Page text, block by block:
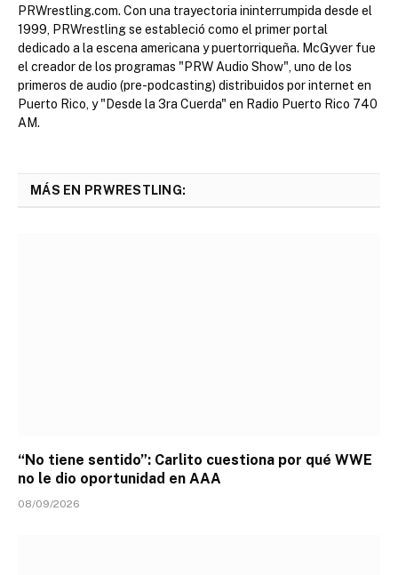
PRWrestling.com. Con una trayectoria ininterrumpida desde el
1999, PRWrestling se estableció como el primer portal
dedicado a la escena americana y puertorriqueña. McGyver fue
el creador de los programas "PRW Audio Show", uno de los
primeros de audio (pre-podcasting) distribuidos por internet en
Puerto Rico, y "Desde la 3ra Cuerda" en Radio Puerto Rico 740
AM.
MÁS EN PRWRESTLING:
“No tiene sentido”: Carlito cuestiona por qué WWE
no le dio oportunidad en AAA
08/09/2026